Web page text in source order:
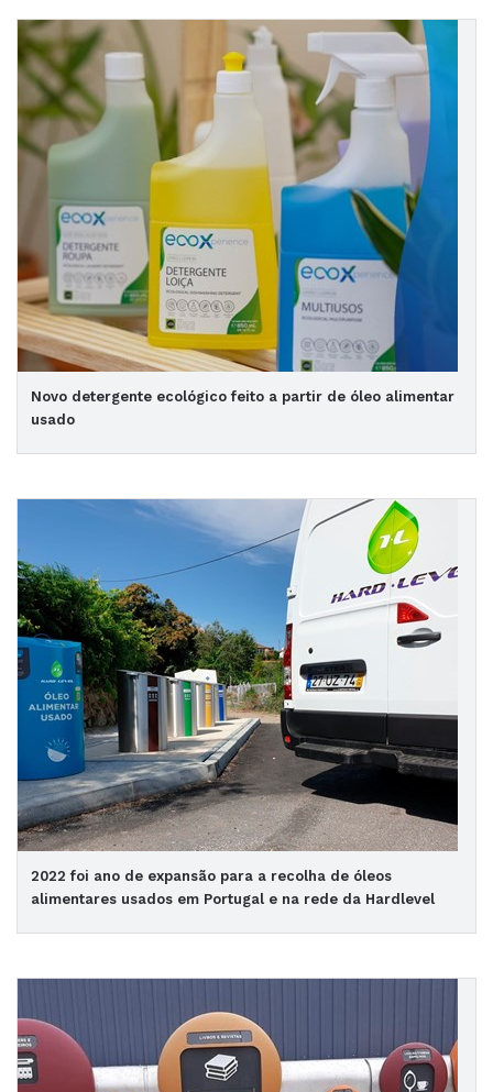
Novo detergente ecológico feito a partir de óleo alimentar
usado
2022 foi ano de expansão para a recolha de óleos
alimentares usados em Portugal e na rede da Hardlevel